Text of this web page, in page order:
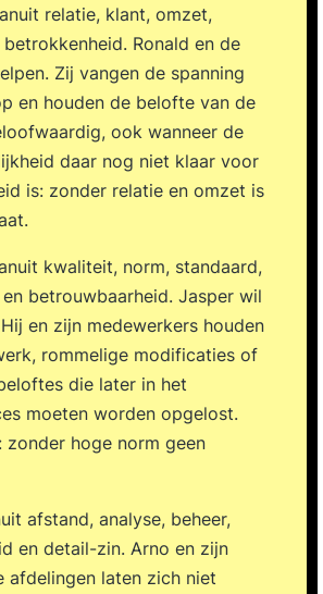
relatie, klant, omzet,
Ronald en de
Zij vangen de spanning
en houden de belofte van de
ook wanneer de
daar nog niet klaar voor
is: zonder relatie en omzet is
kwaliteit, norm, standaard,
betrouwbaarheid. Jasper wil
en zijn medewerkers houden
rommelige modificaties of
die later in het
moeten worden opgelost.
zonder hoge norm geen
afstand, analyse, beheer,
en detail-zin. Arno en zijn
afdelingen laten zich niet